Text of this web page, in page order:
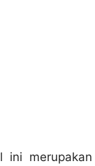
ini merupakan